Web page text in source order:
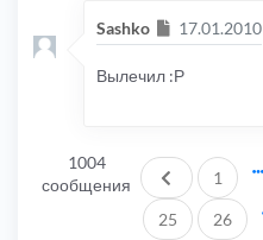
Sashko Сообщение
17.01.2010
Вылечил :Р
1004
сообщения
Пред.1
25 26